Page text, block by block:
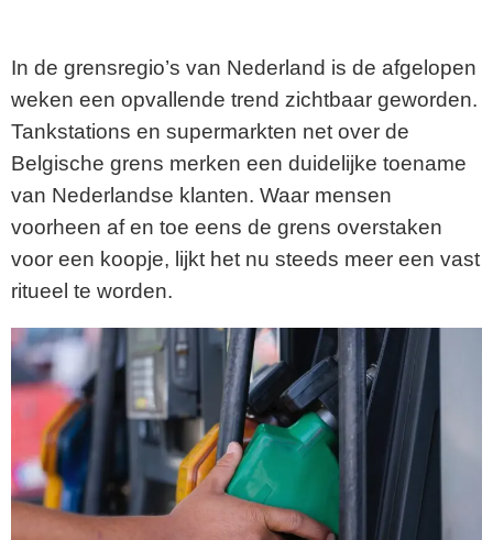
In de grensregio’s van Nederland is de afgelopen
weken een opvallende trend zichtbaar geworden.
Tankstations en supermarkten net over de
Belgische grens merken een duidelijke toename
van Nederlandse klanten. Waar mensen
voorheen af en toe eens de grens overstaken
voor een koopje, lijkt het nu steeds meer een vast
ritueel te worden.